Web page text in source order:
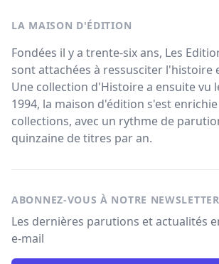
LA MAISON D'ÉDITION
Fondées il y a trente-six ans, Les
sont attachées à ressusciter l'histoire
Une collection d'Histoire a ensuite vu
1994, la maison d'édition s'est
collections, avec un rythme de
quinzaine de titres par an.
ABONNEZ-VOUS À NOTRE NEWSLETTER
Les dernières parutions et actualités
e-mail